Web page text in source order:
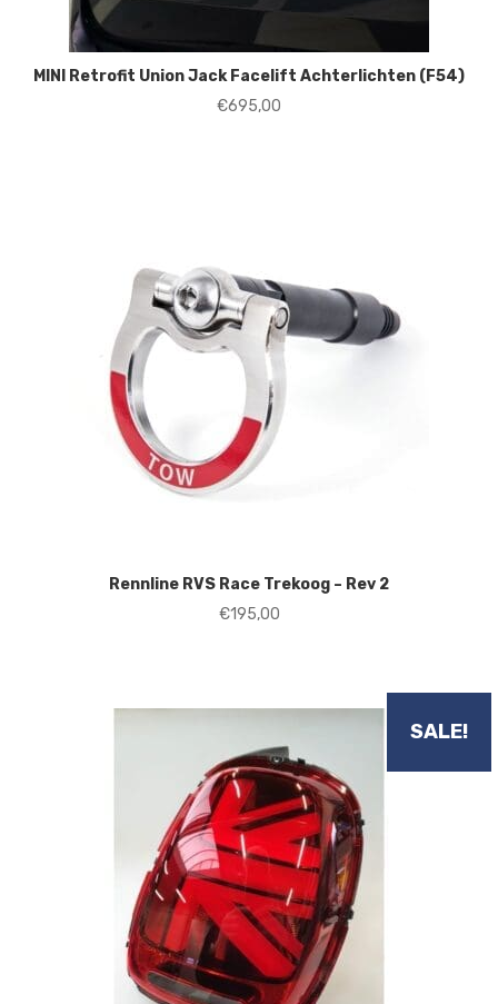
MINI Retrofit Union Jack Facelift Achterlichten (F54)
€695,00
Rennline RVS Race Trekoog – Rev 2
€195,00
SALE!